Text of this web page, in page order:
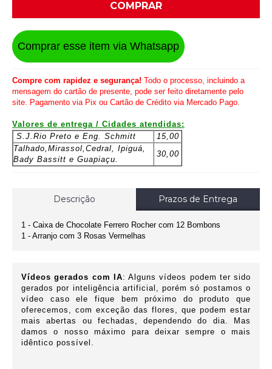
COMPRAR
Comprar esse item via Whatsapp
Compre com rapidez e segurança! Todo o processo, incluindo a
mensagem do cartão de presente, pode ser feito diretamente pelo
site. Pagamento via Pix ou Cartão de Crédito via Mercado Pago.
Valores de entrega / Cidades atendidas:
S.J.Rio Preto e Eng. Schmitt
15,00
Talhado,Mirassol, Cedral, Ipiguá,
Bady Bassitt e Guapiaçu.
30,00
Descrição Prazos de Entrega
1 - Caixa de Chocolate Ferrero Rocher com 12 Bombons
1 - Arranjo com 3 Rosas Vermelhas
Vídeos gerados com IA: Alguns vídeos podem ter sido
gerados por inteligência artificial, porém só postamos o
vídeo caso ele fique bem próximo do produto que
oferecemos , com exceção das flores, que podem estar
mais abertas ou fechadas, dependendo do dia. Mas
damos o nosso máximo para deixar sempre o mais
idêntico possível.